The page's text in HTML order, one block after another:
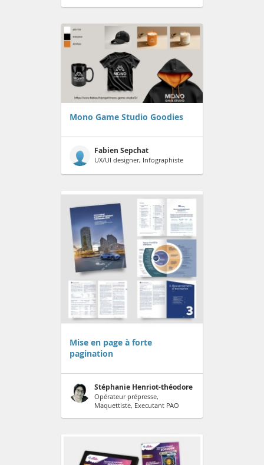
Mono Game Studio Goodies
Fabien Sepchat
UX/UI designer, Infographiste
Mise en page à forte
pagination
Stéphanie Henriot-théodore
Opérateur prépresse,
Maquettiste, Executant PAO